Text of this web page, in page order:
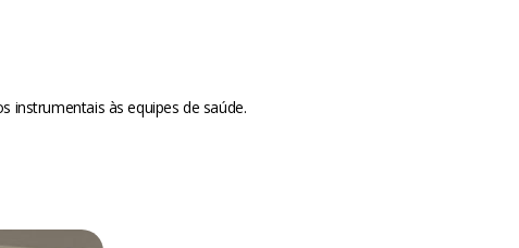
instrumentais às equipes de saúde.